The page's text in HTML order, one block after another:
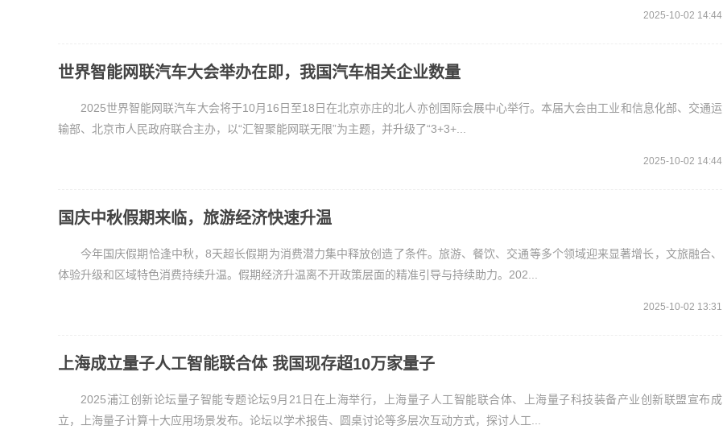
2025-10-02 14:44
世界智能网联汽车大会举办在即，我国汽车相关企业数量
2025世界智能网联汽车大会将于10月16日至18日在北京亦庄的北人亦创国际会展中心举行。本届大会由工业和信息化部、交通运
输部、北京市人民政府联合主办，以“汇智聚能网联无限”为主题，并升级了“3+3+...
2025-10-02 14:44
国庆中秋假期来临，旅游经济快速升温
今年国庆假期恰逢中秋，8天超长假期为消费潜力集中释放创造了条件。旅游、餐饮、交通等多个领域迎来显著增长，文旅融合、
体验升级和区域特色消费持续升温。假期经济升温离不开政策层面的精准引导与持续助力。202...
2025-10-02 13:31
上海成立量子人工智能联合体 我国现存超10万家量子
2025浦江创新论坛量子智能专题论坛9月21日在上海举行，上海量子人工智能联合体、上海量子科技装备产业创新联盟宣布成
立，上海量子计算十大应用场景发布。论坛以学术报告、圆桌讨论等多层次互动方式，探讨人工...